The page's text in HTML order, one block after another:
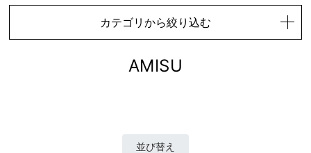
カテゴリから絞り込む
AMISU
並び替え